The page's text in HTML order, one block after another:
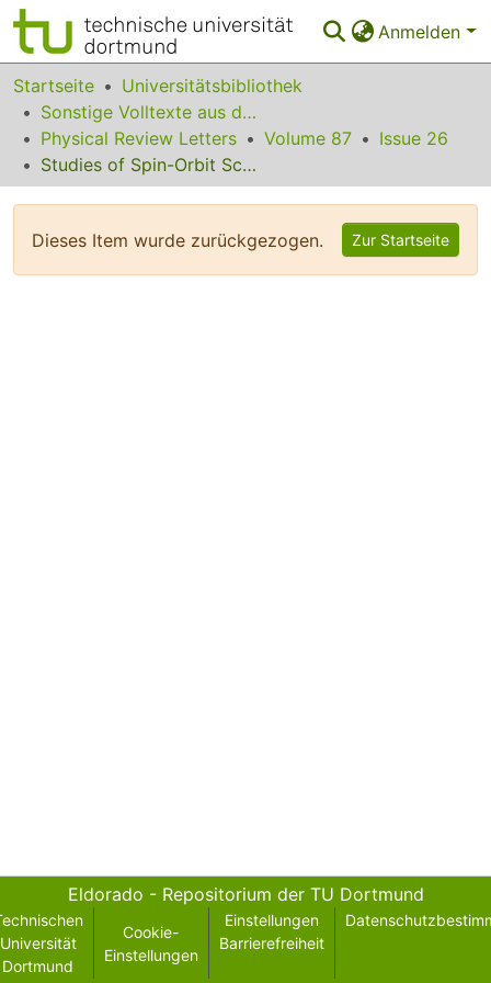
Anmelden
Bereiche & Sammlungen
Das gesamte Repositorium
Statistiken
Startseite
Universitätsbibliothek
Sonstige Volltexte aus dem Bibliotheksangebot
Physical Review Letters
Volume 87
Issue 26
Studies of Spin-Orbit Scattering in Noble-Metal Nanoparticles Using Energy-Level Tunneling Spectroscopy
Dieses Item wurde zurückgezogen. Zur Startseite
Eldorado - Repositorium der TU Dortmund
Universität
Dortmund
Cookie-
Einstellungen
Einstellungen
Barrierefreiheit